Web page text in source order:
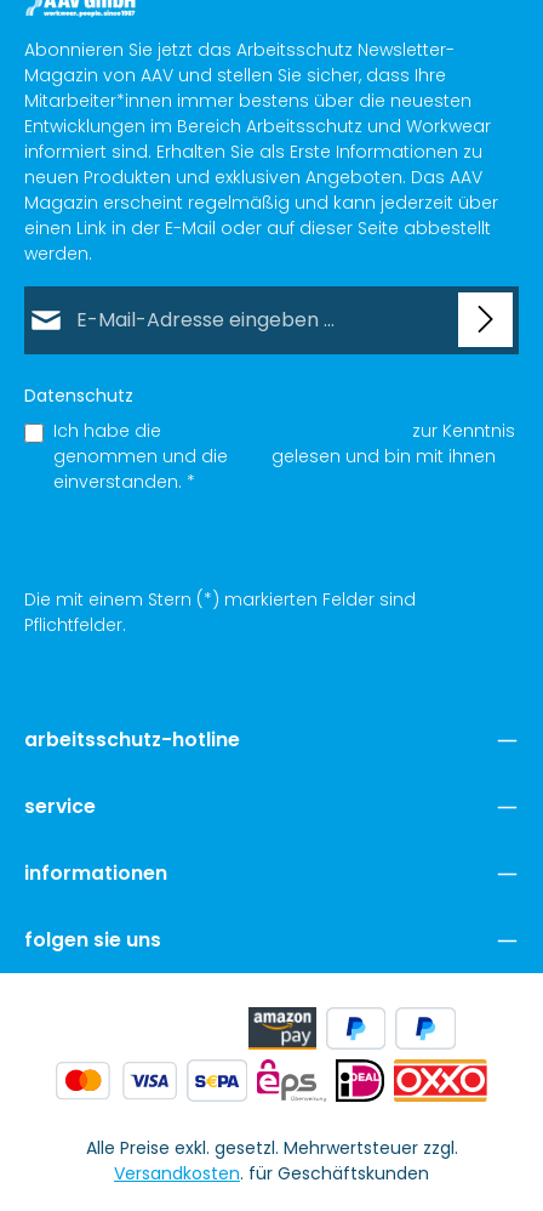
Abonnieren Sie jetzt das Arbeitsschutz Newsletter-
Magazin von AAV und stellen Sie sicher, dass Ihre
Mitarbeiter*innen immer bestens über die neuesten
Entwicklungen im Bereich Arbeitsschutz und Workwear
informiert sind. Erhalten Sie als Erste Informationen zu
neuen Produkten und exklusiven Angeboten. Das AAV
Magazin erscheint regelmäßig und kann jederzeit über
einen Link in der E-Mail oder auf dieser Seite abbestellt
werden.
Datenschutz
Ich habe die
zur Kenntnis
genommen und die
gelesen und bin mit ihnen
einverstanden. *
Die mit einem Stern (*) markierten Felder sind
Pflichtfelder.
arbeitsschutz-hotline
service
informationen
folgen sie uns
Alle Preise exkl. gesetzl. Mehrwertsteuer zzgl.
Versandkosten. für Geschäftskunden